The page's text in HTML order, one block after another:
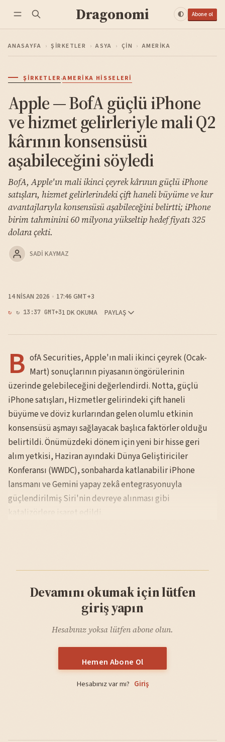
Dragonomi Abone ol
ANASAYFA › ŞIRKETLER › ASYA › ÇIN › AMERIKA
ŞIRKETLER·AMERIKA HISSELERI
Apple — BofA güçlü iPhone
ve hizmet gelirleriyle mali Q2
kârının konsensüsü
aşabileceğini söyledi
BofA, Apple'ın mali ikinci çeyrek kârının güçlü iPhone
satışları, hizmet gelirlerindeki çift haneli büyüme ve kur
avantajlarıyla konsensüsü aşabileceğini belirtti; iPhone
birim tahminini 60 milyona yükseltip hedef fiyatı 325
dolara çekti.
SADI KAYMAZ
14 NISAN 2026 17:46 GMT+3
↻ 13:37 GMT+31 DK OKUMA PAYLAŞ
B ofA Securities, Apple'ın mali ikinci çeyrek (Ocak-
Mart) sonuçlarının piyasanın öngörülerinin
üzerinde gelebileceğini değerlendirdi. Notta, güçlü
iPhone satışları, Hizmetler gelirindeki çift haneli
büyüme ve döviz kurlarından gelen olumlu etkinin
konsensüsü aşmayı sağlayacak başlıca faktörler olduğu
belirtildi. Önümüzdeki dönem için yeni bir hisse geri
alım yetkisi, Haziran ayındaki Dünya Geliştiriciler
Konferansı (WWDC), sonbaharda katlanabilir iPhone
lansmanı ve Gemini yapay zekâ entegrasyonuyla
güçlendirilmiş Siri'nin devreye alınması gibi
katalizörlere işaret edildi.
Devamını okumak için lütfen
giriş yapın
Hesabınız yoksa lütfen abone olun.
Hemen Abone Ol
Hesabınız var mı? Giriş